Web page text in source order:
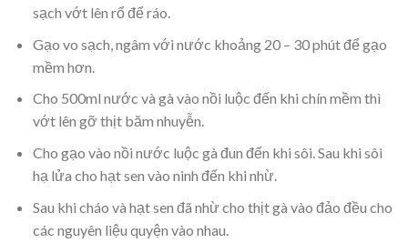
sạch vớt lên rổ để ráo.
Gạo vo sạch, ngâm với nước khoảng 20 – 30 phút để gạo
mềm hơn.
Cho 500ml nước và gà vào nồi luộc đến khi chín mềm thì
vớt lên gỡ thịt băm nhuyễn.
Cho gạo vào nồi nước luộc gà đun đến khi sôi. Sau khi sôi
hạ lửa cho hạt sen vào ninh đến khi nhừ.
Sau khi cháo và hạt sen đã nhừ cho thịt gà vào đảo đều cho
các nguyên liệu quyện vào nhau.